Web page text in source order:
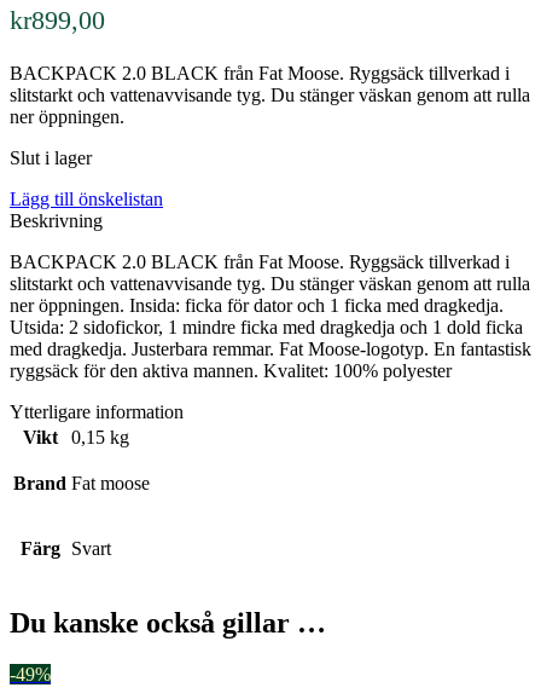
kr899,00
BACKPACK 2.0 BLACK från Fat Moose. Ryggsäck tillverkad i
slitstarkt och vattenavvisande tyg. Du stänger väskan genom att rulla
ner öppningen.
Slut i lager
Lägg till önskelistan
Beskrivning
BACKPACK 2.0 BLACK från Fat Moose. Ryggsäck tillverkad i
slitstarkt och vattenavvisande tyg. Du stänger väskan genom att rulla
ner öppningen. Insida: ficka för dator och 1 ficka med dragkedja.
Utsida: 2 sidofickor, 1 mindre ficka med dragkedja och 1 dold ficka
med dragkedja. Justerbara remmar. Fat Moose-logotyp. En fantastisk
ryggsäck för den aktiva mannen. Kvalitet: 100% polyester
Ytterligare information
Vikt
0,15 kg
Brand Fat moose
Färg Svart
Du kanske också gillar …
-49%